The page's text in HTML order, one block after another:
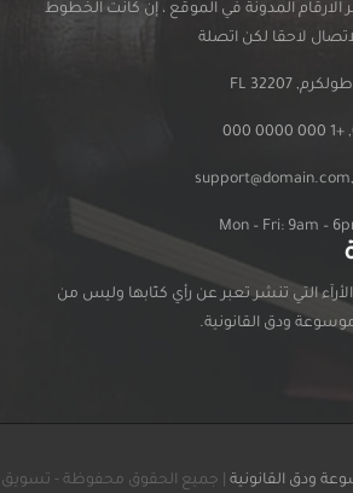
الارقام المدونة في الموقع ، إن كانت الخطوط
لاحقا لكن اتصلة
الأرآء التي تنشر تعبر عن رأي كتّابها وليس من
ودق القانونية.
ودق القانونية | جميع الحقوق محفوظة - تسويق